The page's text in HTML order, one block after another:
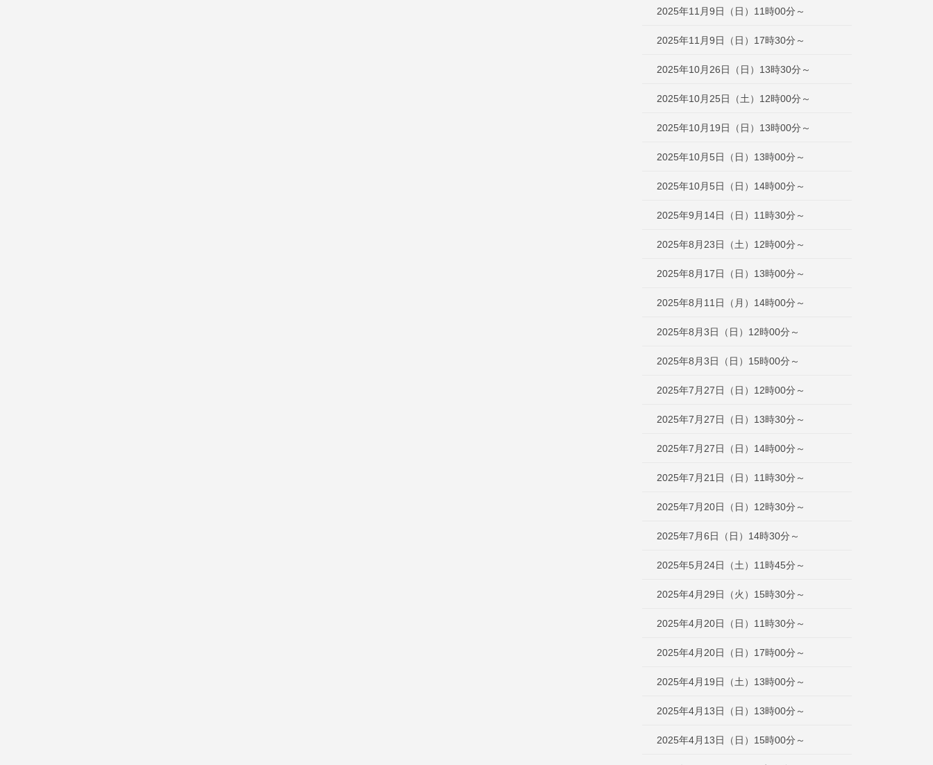
2025年11月9日（日）11時00分～
2025年11月9日（日）17時30分～
2025年10月26日（日）13時30分～
2025年10月25日（土）12時00分～
2025年10月19日（日）13時00分～
2025年10月5日（日）13時00分～
2025年10月5日（日）14時00分～
2025年9月14日（日）11時30分～
2025年8月23日（土）12時00分～
2025年8月17日（日）13時00分～
2025年8月11日（月）14時00分～
2025年8月3日（日）12時00分～
2025年8月3日（日）15時00分～
2025年7月27日（日）12時00分～
2025年7月27日（日）13時30分～
2025年7月27日（日）14時00分～
2025年7月21日（日）11時30分～
2025年7月20日（日）12時30分～
2025年7月6日（日）14時30分～
2025年5月24日（土）11時45分～
2025年4月29日（火）15時30分～
2025年4月20日（日）11時30分～
2025年4月20日（日）17時00分～
2025年4月19日（土）13時00分～
2025年4月13日（日）13時00分～
2025年4月13日（日）15時00分～